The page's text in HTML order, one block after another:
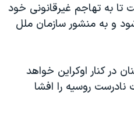
تا به تهاجم غیرقانونی خود
و به منشور سازمان ملل
در کنار اوکراین خواهد
نادرست روسیه را افشا